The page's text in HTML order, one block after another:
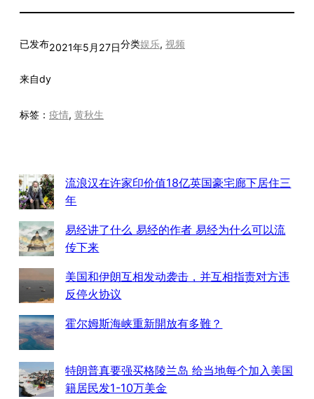
已发布2021年5月27日分类娱乐, 视频
来自dy
标签： 疫情, 黄秋生
流浪汉在许家印价值18亿英国豪宅廊下居住三
年
易经讲了什么 易经的作者 易经为什么可以流
传下来
美国和伊朗互相发动袭击，并互相指责对方违
反停火协议
霍尔姆斯海峡重新開放有多難？
特朗普真要强买格陵兰岛 给当地每个加入美国
籍居民发1-10万美金